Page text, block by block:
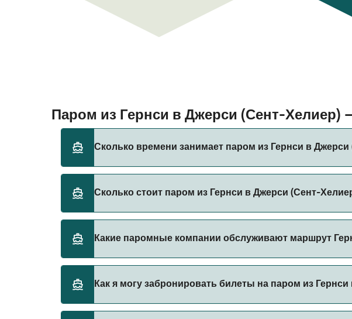
Паром из Гернси в Джерси (Сент-
Сколько времени занимает паром из Гернси в Джерси
от сезона и оператора, поэтому рекомендуется проверить
Сколько стоит паром из Гернси в Джерси (Сент-
Хелиер) составляет 140₽. Цена указана без учета сборов за
Какие паромные компании обслуживают маршрут
Как я могу забронировать билеты на паром из